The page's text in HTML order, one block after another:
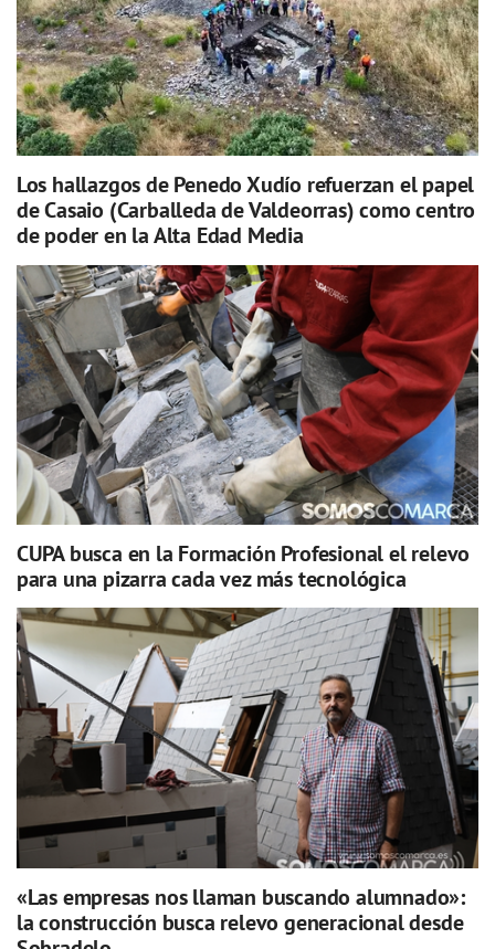
Los hallazgos de Penedo Xudío refuerzan el papel
de Casaio (Carballeda de Valdeorras) como centro
de poder en la Alta Edad Media
CUPA busca en la Formación Profesional el relevo
para una pizarra cada vez más tecnológica
«Las empresas nos llaman buscando alumnado»:
la construcción busca relevo generacional desde